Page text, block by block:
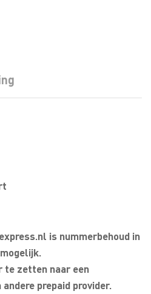
is nummerbehoud in
te zetten naar een
prepaid provider.